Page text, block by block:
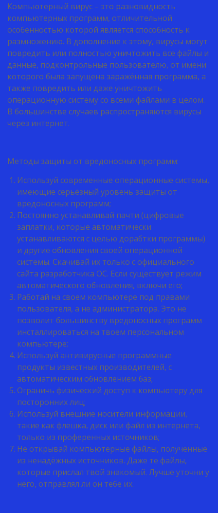
Компьютерный вирус – это разновидность
компьютерных программ, отличительной
особенностью которой является способность к
размножению. В дополнение к этому, вирусы могут
повредить или полностью уничтожить все файлы и
данные, подконтрольные пользователю, от имени
которого была запущена заражённая программа, а
также повредить или даже уничтожить
операционную систему со всеми файлами в целом.
В большинстве случаев распространяются вирусы
через интернет.
Методы защиты от вредоносных программ:
Используй современные операционные системы,
имеющие серьёзный уровень защиты от
вредоносных программ;
Постоянно устанавливай пачти (цифровые
заплатки, которые автоматически
устанавливаются с целью дорабтки программы)
и другие обновления своей операционной
системы. Скачивай их только с официального
сайта разработчика ОС. Если существует режим
автоматического обновления, включи его;
Работай на своем компьютере под правами
пользователя, а не администратора. Это не
позволит большинству вредоносных программ
инсталлироваться на твоем персональном
компьютере;
Используй антивирусные программные
продукты известных производителей, с
автоматическим обновлением баз;
Ограничь физический доступ к компьютеру для
посторонних лиц;
Используй внешние носители информации,
такие как флешка, диск или файл из интернета,
только из проференных источников;
Не открывай компьютерные файлы, полученные
из ненадёжных источников. Даже те файлы,
которые прислал твой знакомый. Лучше уточни у
него, отправлял ли он тебе их.